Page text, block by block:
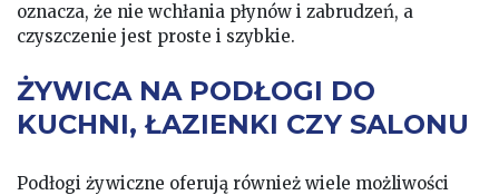
oznacza, że nie wchłania płynów i zabrudzeń, a
czyszczenie jest proste i szybkie.
ŻYWICA NA PODŁOGI DO
KUCHNI, ŁAZIENKI CZY SALONU
Podłogi żywiczne oferują również wiele możliwości